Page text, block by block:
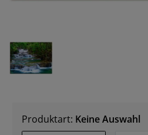
Produktart: Keine Auswahl